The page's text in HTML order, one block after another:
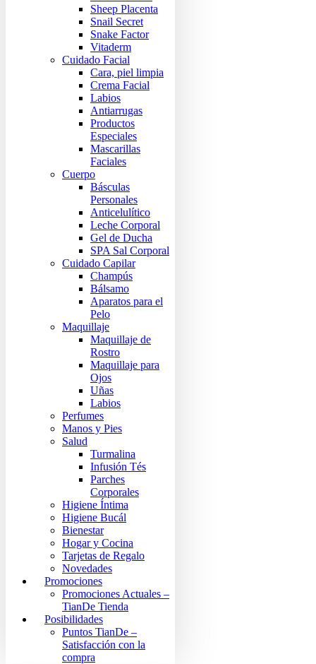
Sheep Placenta
Snail Secret
Snake Factor
Vitaderm
Cuidado Facial
Cara, piel limpia
Crema Facial
Labios
Antiarrugas
Productos
Especiales
Mascarillas
Faciales
Cuerpo
Básculas
Personales
Anticelulítico
Leche Corporal
Gel de Ducha
SPA Sal Corporal
Cuidado Capilar
Champús
Bálsamo
Aparatos para el
Pelo
Maquillaje
Maquillaje de
Rostro
Maquillaje para
Ojos
Uñas
Labios
Perfumes
Manos y Pies
Salud
Turmalina
Infusión Tés
Parches
Corporales
Higiene Íntima
Higiene Bucál
Bienestar
Hogar y Cocina
Tarjetas de Regalo
Novedades
Promociones
Promociones Actuales –
TianDe Tienda
Posibilidades
Puntos TianDe –
Satisfacción con la
compra